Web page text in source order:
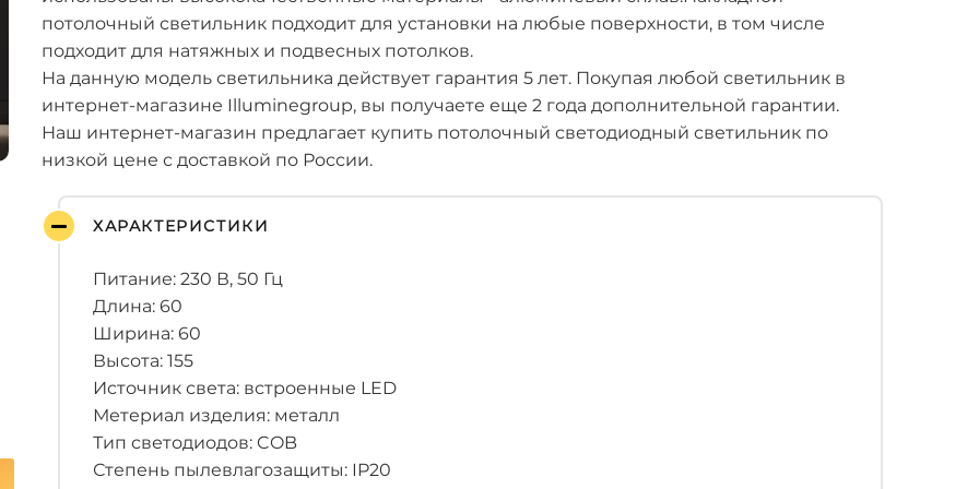
потолочный светильник подходит для установки на любые поверхности, в том числе
подходит для натяжных и подвесных потолков.
На данную модель светильника действует гарантия 5 лет. Покупая любой светильник в
интернет-магазине Illuminegroup, вы получаете еще 2 года дополнительной гарантии.
Наш интернет-магазин предлагает купить потолочный светодиодный светильник по
низкой цене с доставкой по России.
ХАРАКТЕРИСТИКИ
Питание: 230 В, 50 Гц
Длина: 60
Ширина: 60
Высота: 155
Источник света: встроенные LED
Метериал изделия: металл
Тип светодиодов: COB
Степень пылевлагозащиты: IP20